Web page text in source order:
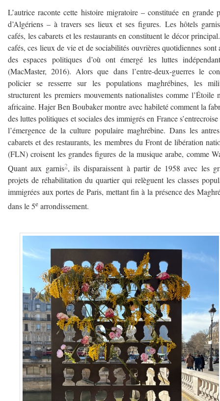
L’autrice raconte cette histoire migratoire – constituée en grande
d’Algériens – à travers ses lieux et ses figures. Les hôtels
cafés, les cabarets et les restaurants en constituent le décor
cafés, ces lieux de vie et de sociabilités ouvrières quotidiennes sont
des espaces politiques d’où ont émergé les luttes
(MacMaster, 2016). Alors que dans l’entre-deux-guerres le
policier se resserre sur les populations maghrébines, les
structurent les premiers mouvements nationalistes comme l’Étoile
africaine. Hajer Ben Boubaker montre avec habileté comment la
des luttes politiques et sociales des immigrés en France s’entrecroise
l’émergence de la culture populaire maghrébine. Dans les
cabarets et des restaurants, les membres du Front de libération
(FLN) croisent les grandes figures de la musique arabe, comme
Quant aux garnis2, ils disparaissent à partir de 1958 avec les
projets de réhabilitation du quartier qui relèguent les classes
immigrées aux portes de Paris, mettant fin à la présence des
dans le 5e arrondissement.